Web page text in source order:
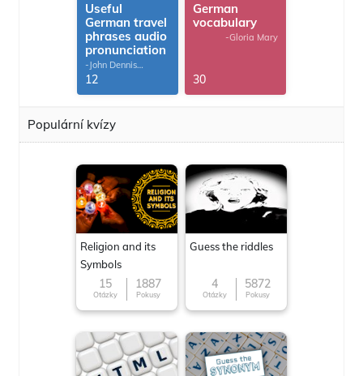
Useful
German travel
phrases audio
pronunciation
-John Dennis
G.Thomas
12
German
vocabulary
-Gloria Mary
30
Populární kvízy
Religion and its
Symbols
15
Otázky
1887
Pokusy
Guess the riddles
4
Otázky
5872
Pokusy